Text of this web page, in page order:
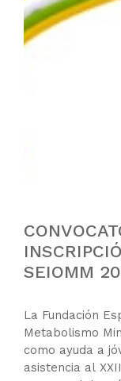
SEIOMM
La Fundación
Metabolismo
como ayuda a
asistencia al